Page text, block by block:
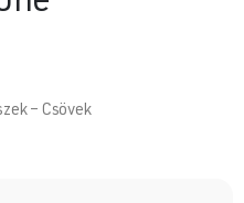
– Csövek